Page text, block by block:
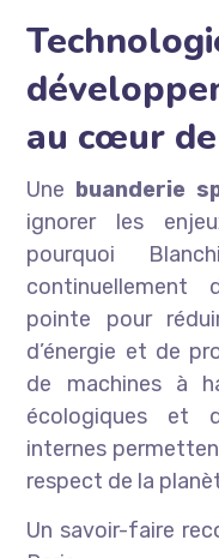
au cœur
Une buanderie
ignorer les
pourquoi
continuellement
pointe pour
d’énergie et de
de machines à
écologiques et
internes
respect de la
Un savoir-faire